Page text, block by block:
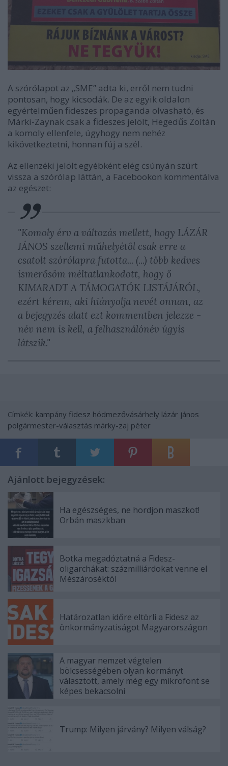
A szórólapot az „SME” adta ki, erről nem tudni
pontosan, hogy kicsodák. De az egyik oldalon
egyértelműen fideszes propaganda olvasható, és
Márki-Zaynak csak a fideszes jelölt, Hegedűs Zoltán
a komoly ellenfele, úgyhogy nem nehéz
kikövetkeztetni, honnan fúj a szél.
Az ellenzéki jelölt egyébként elég csúnyán szúrt
vissza a szórólap láttán, a Facebookon kommentálva
az egészet:
"Komoly érv a változás mellett, hogy LÁZÁR
JÁNOS szellemi műhelyétől csak erre a
csatolt szórólapra futotta... (...) több kedves
ismerősöm méltatlankodott, hogy ő
KIMARADT A TÁMOGATÓK LISTÁJÁRÓL,
ezért kérem, aki hiányolja nevét onnan, az
a bejegyzés alatt ezt kommentben jelezze -
név nem is kell, a felhasználónév úgyis
látszik."
Címkék: kampány fidesz hódmezővásárhely lázár jános
polgármester-választás márky-zaj péter
Ajánlott bejegyzések:
Ha egészséges, ne hordjon maszkot!
Orbán maszkban
Botka megadóztatná a Fidesz-
oligarchákat: százmilliárdokat venne el
Mészároséktól
Határozatlan időre eltörli a Fidesz az
önkormányzatiságot Magyarországon
A magyar nemzet végtelen
bölcsességében olyan kormányt
választott, amely még egy mikrofont se
képes bekacsolni
Trump: Milyen járvány? Milyen válság?